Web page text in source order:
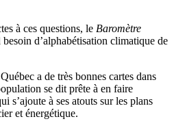
à ces questions, le Baromètre
d’alphabétisation climatique de
a de très bonnes cartes dans
se dit prête à en faire
s’ajoute à ses atouts sur les plans
et énergétique.